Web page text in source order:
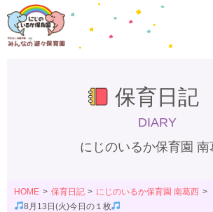
保育日記
DIARY
にじのいるか保育園 南
HOME 保育日記
にじのいるか保育園 南葛西
8月13日(火)今日の１枚